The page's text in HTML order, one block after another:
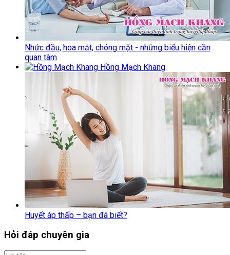
Nhức đầu, hoa mắt, chóng mặt - những biểu hiện cần
quan tâm
Hồng Mạch Khang
Huyết áp thấp – bạn đã biết?
Hỏi đáp chuyên gia